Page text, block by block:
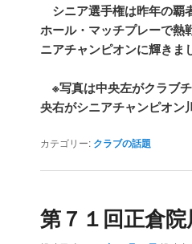
シニア選手権は昨年の覇
ホール・マッチプレーで熱
ニアチャンピオンに輝きま
※写真は中央左がクラブ
央右がシニアチャンピオン
カテゴリー: クラブの話題
第７１回正倉院